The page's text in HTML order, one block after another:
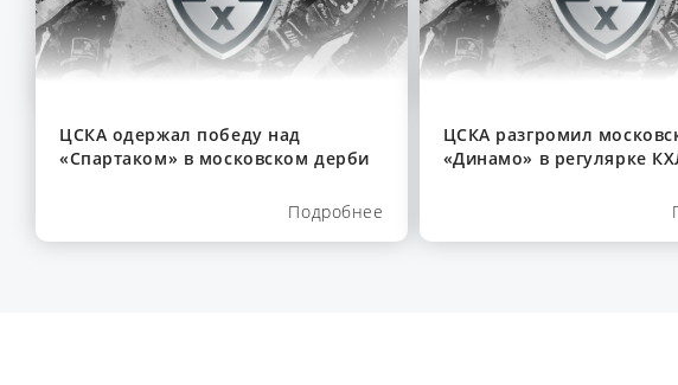
ЦСКА одержал победу над
«Спартаком» в московском дерби
Подробнее
ЦСКА разгромил
«Динамо» в регулярке